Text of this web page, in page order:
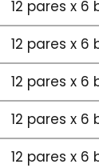
12 pares x
12 pares x
12 pares x
12 pares x
12 pares x